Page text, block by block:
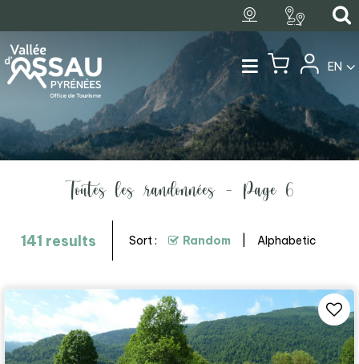
EN
Toutes les randonnées - Page 6
141 results Sort : Random Alphabetic